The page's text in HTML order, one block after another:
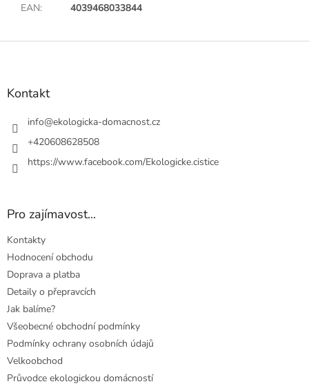
EAN: 4039468033844
Z
Kontakt
info@ekologicka-domacnost.cz
+420608628508
https://www.facebook.com/Ekologicke.cistice
Pro zajímavost...
Kontakty
Hodnocení obchodu
Doprava a platba
Detaily o přepravcích
Jak balíme?
Všeobecné obchodní podmínky
Podmínky ochrany osobních údajů
Velkoobchod
Průvodce ekologickou domácností